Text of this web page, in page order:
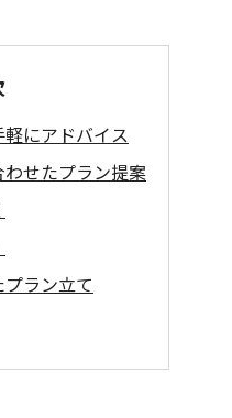
にアドバイス
せたプラン提案
ラン立て